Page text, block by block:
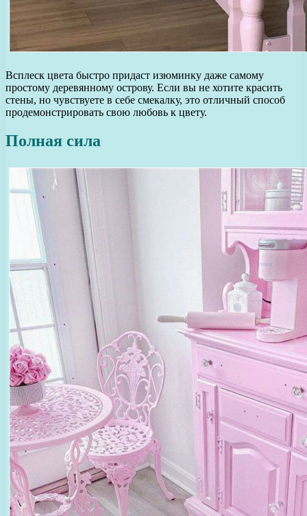
Всплеск цвета быстро придаст изюминку даже самому
простому деревянному острову. Если вы не хотите красить
стены, но чувствуете в себе смекалку, это отличный способ
продемонстрировать свою любовь к цвету.
Полная сила